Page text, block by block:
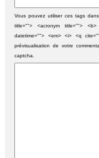
Vous pouvez utiliser ces tags
title=""> <acronym title="">
datetime=""> <em> <i> <q
prévisualisation de votre
captcha.